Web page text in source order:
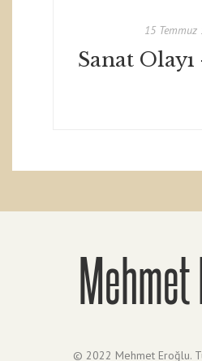
15 Temmuz
© 2022 Mehmet Eroğlu.